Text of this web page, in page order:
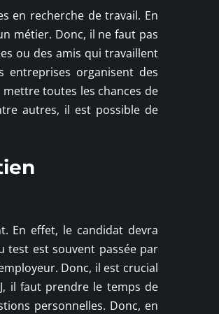
en recherche de travail. En
métier. Donc, il ne faut pas
ou des amis qui travaillent
entreprises organisent des
toutes les chances de
autres, il est possible de
En effet, le candidat devra
test est souvent passée par
Donc, il est crucial
il faut prendre le temps de
personnelles. Donc, en